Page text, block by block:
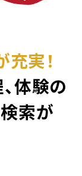
実！
体験の
索が